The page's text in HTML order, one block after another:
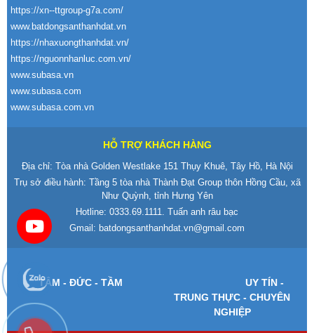
https://xn--ttgroup-g7a.com/
www.batdongsanthanhdat.vn
https://nhaxuongthanhdat.vn/
https://nguonnhanluc.com.vn/
www.subasa.vn
www.subasa.com
www.subasa.com.vn
HỖ TRỢ KHÁCH HÀNG
Địa chỉ: Tòa nhà Golden Westlake 151 Thụy Khuê, Tây Hồ, Hà Nội
Trụ sở điều hành: Tầng 5 tòa nhà Thành Đạt Group thôn Hồng Cầu, xã
Như Quỳnh, tỉnh Hưng Yên
Hotline: 0333.69.1111. Tuấn anh râu bạc
Gmail: batdongsanthanhdat.vn@gmail.com
TÂM - ĐỨC - TẦM UY TÍN -
TRUNG THỰC - CHUYÊN
NGHIỆP